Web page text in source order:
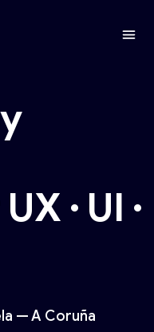
· UI ·
— A Coruña